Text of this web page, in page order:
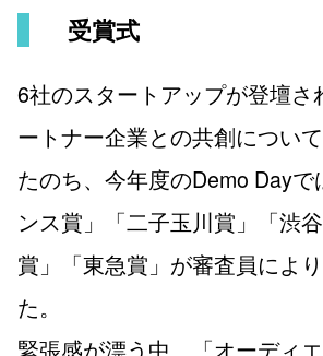
受賞式
6社のスタートアップが登壇さ
ートナー企業との共創につい
たのち、今年度のDemo Day
ンス賞」「二子玉川賞」「渋
賞」「東急賞」が審査員によ
た。
緊張感が漂う中、「オーディ